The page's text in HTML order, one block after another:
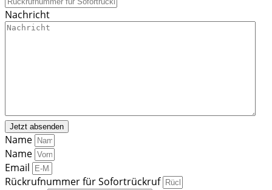
Nachricht
Name
Name
Email
Rückrufnummer für Sofortrückruf